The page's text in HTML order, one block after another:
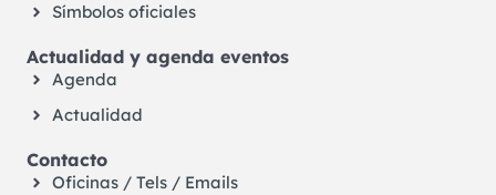
Símbolos oficiales
Actualidad y agenda eventos
Agenda
Actualidad
Contacto
Oficinas / Tels / Emails